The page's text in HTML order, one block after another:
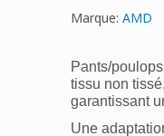
Marque: AMD
Pants/
tissu non
garantissant
Une